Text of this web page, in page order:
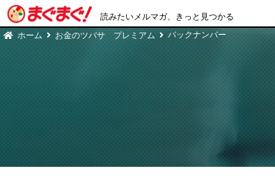
読みたいメルマガ、きっと見つかる
ホーム お金のツバサ プレミアム バックナンバー